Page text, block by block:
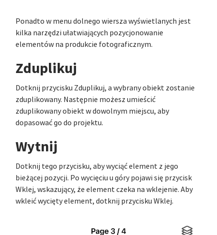
Ponadto w menu dolnego wiersza wyświetlanych jest
kilka narzędzi ułatwiających pozycjonowanie
elementów na produkcie fotograficznym.
Zduplikuj
Dotknij przycisku Zduplikuj, a wybrany obiekt zostanie
zduplikowany. Następnie możesz umieścić
zduplikowany obiekt w dowolnym miejscu, aby
dopasować go do projektu.
Wytnij
Dotknij tego przycisku, aby wyciąć element z jego
bieżącej pozycji. Po wycięciu u góry pojawi się przycisk
Wklej, wskazujący, że element czeka na wklejenie. Aby
wkleić wycięty element, dotknij przycisku Wklej.